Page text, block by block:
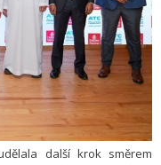
další krok směrem